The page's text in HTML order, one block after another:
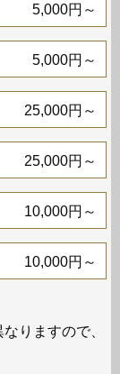
5,000円～
5,000円～
25,000円～
25,000円～
10,000円～
10,000円～
りますので、